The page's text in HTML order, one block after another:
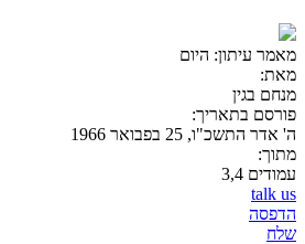
מאמר עיתון: היום
מאת:
מנחם בגין
פורסם בתאריך:
ה' אדר התשכ"ו, 25 בפבואר 1966
מתוך:
עמודים 3,4
talk us
הדפסה
שלח